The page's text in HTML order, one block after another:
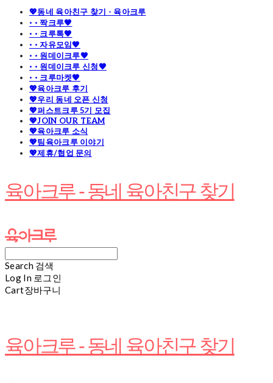
💖동네 육아친구 찾기 - 육아크루
· · 짝크루🧡
· · 크루톡🧡
· · 자유모임🧡
· · 원데이크루🧡
· · 원데이크루 신청🧡
· · 크루마켓🧡
💖육아크루 후기
💖우리 동네 오픈 신청
💖퍼스트크루 5기 모집
💖JOIN OUR TEAM
💖육아크루 소식
💖팀육아크루 이야기
💖제휴/협업 문의
육아크루 - 동네 육아친구 찾기
Search 검색
Log In 로그인
Cart장바구니
육아크루 - 동네 육아친구 찾기